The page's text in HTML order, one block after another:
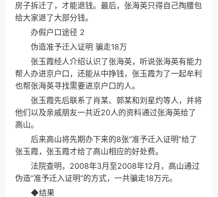
房子拆迁了，才能退钱。最后，张海英只得自己掏腰包
给大家退了大部分钱。
办假户口途径 2
伪造准予迁入证明 骗走18万
张玉霞经人介绍认识了张海英，听说张海英有能力
帮人办进京户口，还能从中挣钱，张玉霞为了一起牟利
也帮张海英寻找需要进京户口的人。
张玉霞先后联系了肖某、郭某和刘星灼等人，并将
他们以及亲戚朋友一共近20人的资料通过张海英给了
高山。
后来高山将先期办下来的8张“准予迁入证明”给了
张玉霞，张玉霞才给了高山相应的好处费。
法院查明，2008年3月至2008年12月，高山通过
伪造“准予迁入证明”的方式，一共骗走18万元。
◆结果